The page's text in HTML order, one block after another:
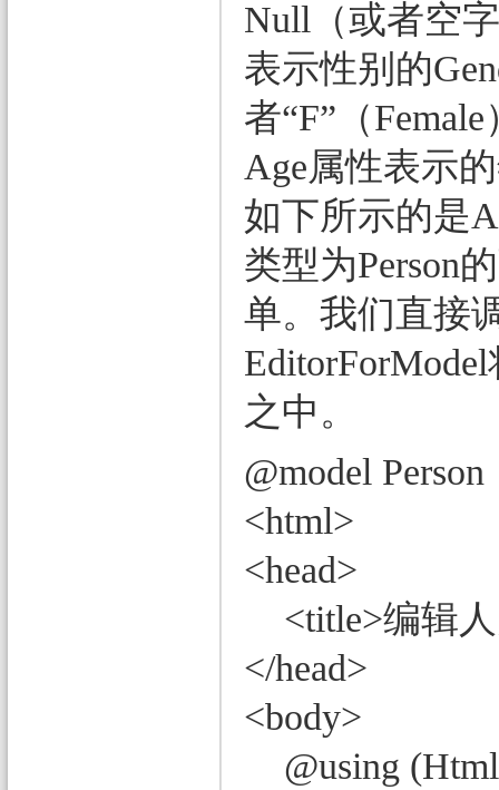
Null（或者空
表示性别的
者“F”（
Age属性表示
如下所示的是
类型为Person
单。我们直接
之中。
@model Person
<html>
<head>
<title>编辑
</head>
<body>
@using